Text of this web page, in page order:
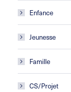
Enfance
Jeunesse
Famille
CS/Projet